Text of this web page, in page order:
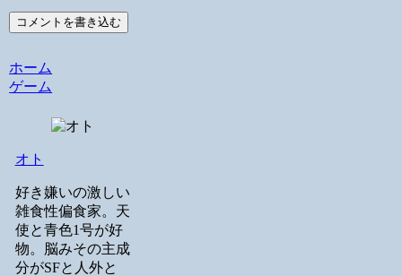
コメントを書き込む
ホーム
ゲーム
オト
好き嫌いの激しい
雑食性偏食家。天
使と青色1号が好
物。脳みその主成
分がSFと人外と